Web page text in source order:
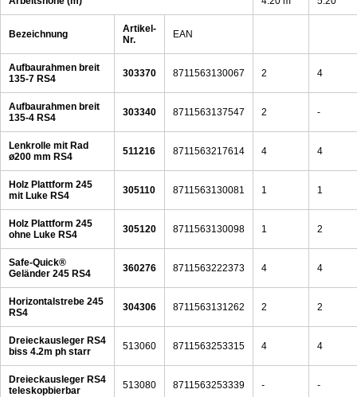
Bezeichnung
Artikel-
Nr.
EAN
Aufbaurahmen breit
135-7 RS4
303370 8711563130067 2 4
Aufbaurahmen breit
135-4 RS4
303340 8711563137547 2 -
Lenkrolle mit Rad
ø200 mm RS4
511216 8711563217614 4 4
Holz Plattform 245
mit Luke RS4
305110 8711563130081 1 1
Holz Plattform 245
ohne Luke RS4
305120 8711563130098 1 2
Safe-Quick®
Geländer 245 RS4
360276 8711563222373 4 4
Horizontalstrebe 245
RS4
304306 8711563131262 2 2
Dreieckausleger RS4
biss 4.2m ph starr
513060 8711563253315 4 4
Dreieckausleger RS4
teleskopbierbar
513080 8711563253339 - -